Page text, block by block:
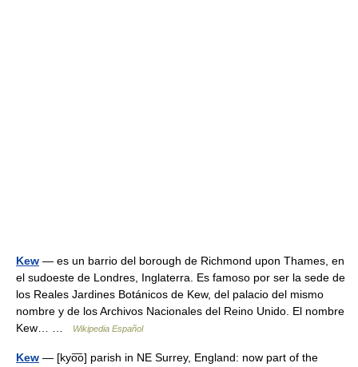
Kew — es un barrio del borough de Richmond upon Thames, en
el sudoeste de Londres, Inglaterra. Es famoso por ser la sede de
los Reales Jardines Botánicos de Kew, del palacio del mismo
nombre y de los Archivos Nacionales del Reino Unido. El nombre
Kew… …
Wikipedia Español
Kew — [kyo͞o] parish in NE Surrey, England: now part of the